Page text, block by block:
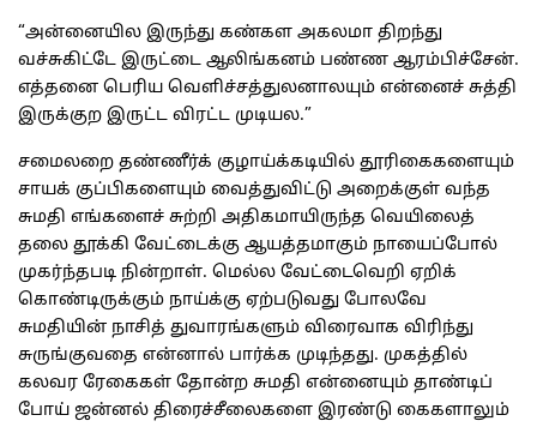
“அன்னையில இருந்து கண்கள அகலமா திறந்து
வச்சுகிட்டே இருட்டை ஆலிங்கனம் பண்ண ஆரம்பிச்சேன்.
எத்தனை பெரிய வெளிச்சத்துலனாலயும் என்னைச் சுத்தி
இருக்குற இருட்ட விரட்ட முடியல.”
சமைலறை தண்ணீர்க் குழாய்க்கடியில் தூரிகைகளையும்
சாயக் குப்பிகளையும் வைத்துவிட்டு அறைக்குள் வந்த
சுமதி எங்களைச் சுற்றி அதிகமாயிருந்த வெயிலைத்
தலை தூக்கி வேட்டைக்கு ஆயத்தமாகும் நாயைப்போல்
முகர்ந்தபடி நின்றாள். மெல்ல வேட்டைவெறி ஏறிக்
கொண்டிருக்கும் நாய்க்கு ஏற்படுவது போலவே
சுமதியின் நாசித் துவாரங்களும் விரைவாக விரிந்து
சுருங்குவதை என்னால் பார்க்க முடிந்தது. முகத்தில்
கலவர ரேகைகள் தோன்ற சுமதி என்னையும் தாண்டிப்
போய் ஜன்னல் திரைச்சீலைகளை இரண்டு கைகளாலும்